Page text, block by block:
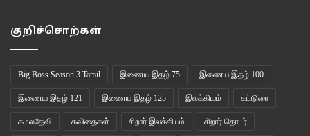
ராம் : அட என்னடா இது? ஒன்னுமே நடக்க மாட்டேங்குது. இறகுல ஒரு சக்தியும்
அம்மு மீன் : கவலைப்படாத ராம். முன்ன நீ ஆழ்ந்த சிந்தனையில இருந்த. நாங்க
உட்காரு.
குறிச்சொற்கள்
Big Boss Season 3 Tamil இணைய இதழ் 75 இணைய இதழ் 100
இணைய இதழ் 121 இணைய இதழ் 125 இலக்கியம் கட்டுரை
கமலதேவி கவிதைகள் சிறார் இலக்கியம் சிறார் தொடர்